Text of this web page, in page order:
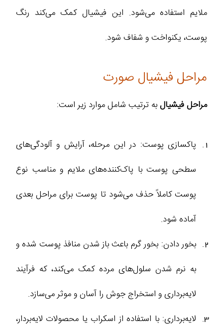
ملایم استفاده می‌شود. این فیشیال کمک می‌کند رنگ
پوست، یکنواخت‌ و شفاف‌ شود.
مراحل فیشیال صورت
مراحل فیشیالبه ترتیب شامل موارد زیر است:
پاکسازی پوست: در این مرحله، آرایش و آلودگی‌های
سطحی پوست با پاک‌کننده‌های ملایم و مناسب نوع
پوست کاملاً حذف می‌شود تا پوست برای مراحل بعدی
آماده شود.
بخور دادن: بخور گرم باعث باز شدن منافذ پوست شده و
به نرم‌ شدن سلول‌های مرده کمک می‌کند، که فرآیند
لایه‌برداری و استخراج جوش را آسان‌ و موثر می‌سازد.
لایه‌برداری: با استفاده از اسکراب یا محصولات لایه‌بردار،